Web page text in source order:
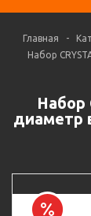
Главная -
Набор
Набор
диаметр